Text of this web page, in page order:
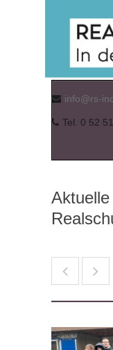
info@rs-
Tel. 0 52